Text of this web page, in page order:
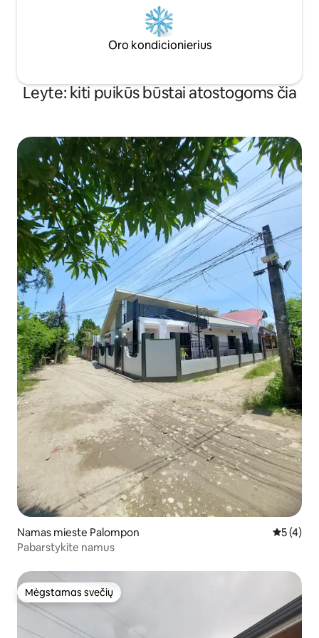
Oro kondicionierius
Leyte: kiti puikūs būstai atostogoms čia
Namas mieste Palompon Vidutinis
5 (4)
Pabarstykite namus
Mėgstamas svečių
Mėgstamas svečių